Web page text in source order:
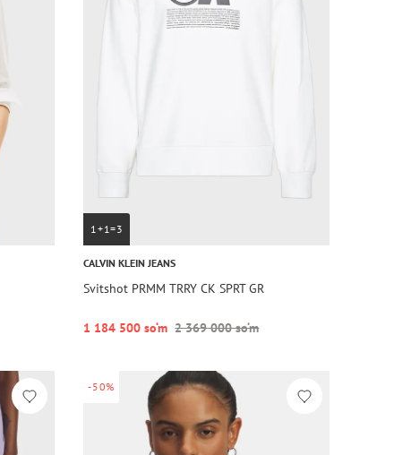
1+1=3
CALVIN KLEIN JEANS
Svitshot PRMM TRRY CK SPRT GR
1 184 500 so‘m 2 369 000 so‘m
-50%